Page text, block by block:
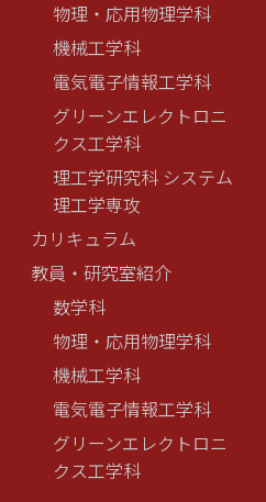
物理・応用物理学科
機械工学科
電気電子情報工学科
グリーンエレクトロニ
クス工学科
理工学研究科 システム
理工学専攻
カリキュラム
教員・研究室紹介
数学科
物理・応用物理学科
機械工学科
電気電子情報工学科
グリーンエレクトロニ
クス工学科